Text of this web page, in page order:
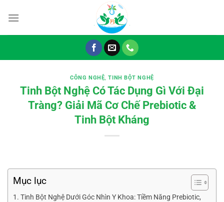
đến
CÔNG NGHỆ,TINH BỘT NGHỆ
Tinh Bột Nghệ Có Tác Dụng Gì Với Đại
Tràng? Giải Mã Cơ Chế Prebiotic &
Tinh Bột Kháng
Mục lục
Tinh Bột Nghệ Dưới Góc Nhìn Y Khoa: Tiềm Năng Prebiotic,